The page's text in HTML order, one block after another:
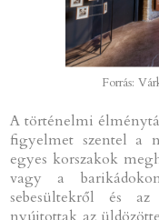
Forrás:
A történelmi
figyelmet szentel a
egyes korszakok
vagy a
sebesültekről és az